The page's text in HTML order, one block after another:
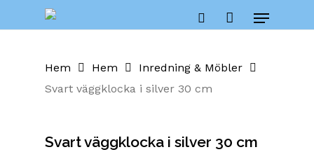
Menu
Cart
Hem Hem
Inredning & Möbler
Svart väggklocka i silver 30 cm
Svart väggklocka i silver 30 cm